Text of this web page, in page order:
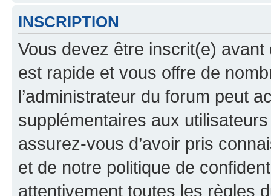
INSCRIPTION
Vous devez être inscrit(e) avant
est rapide et vous offre de
l’administrateur du forum peut
supplémentaires aux
assurez-vous d’avoir pris
et de notre politique de
attentivement toutes les règles